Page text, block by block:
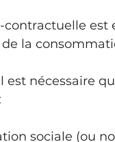
est
de la
nécessaire
sociale (ou